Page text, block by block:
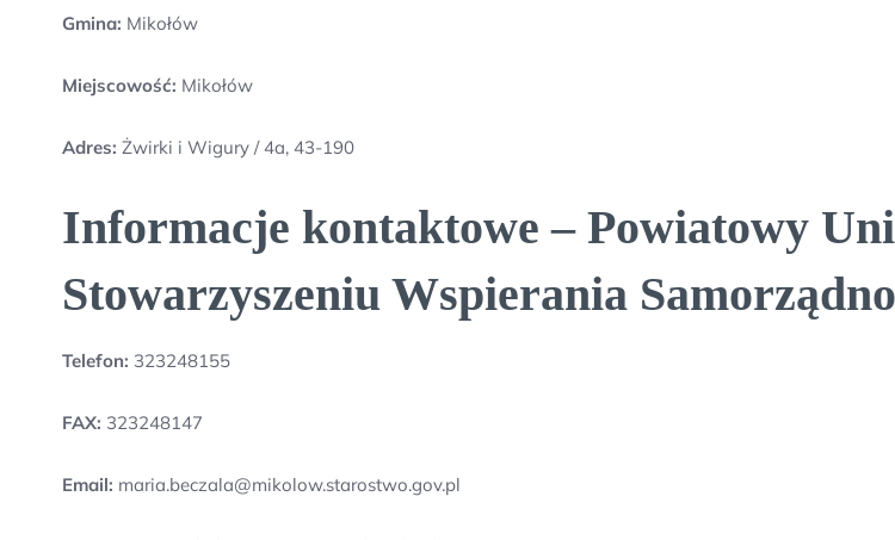
Gmina: Mikołów
Miejscowość: Mikołów
Adres: Żwirki i Wigury / 4a, 43-190
Informacje kontaktowe – Powiatowy
Stowarzyszeniu Wspierania
Telefon: 323248155
FAX: 323248147
Email: maria.beczala@mikolow.starostwo.gov.pl